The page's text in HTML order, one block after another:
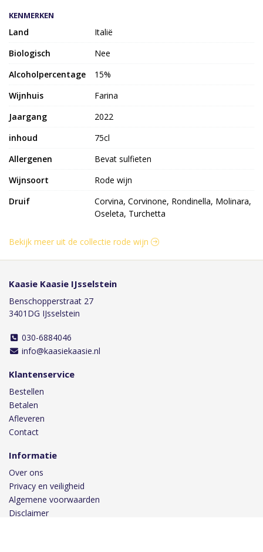
KENMERKEN
Land
Italië
Biologisch
Nee
Alcoholpercentage
15%
Wijnhuis
Farina
Jaargang
2022
inhoud
75cl
Allergenen
Bevat sulfieten
Wijnsoort
Rode wijn
Druif
Corvina, Corvinone, Rondinella, Molinara,
Oseleta, Turchetta
Bekijk meer uit de collectie rode wijn
Kaasie Kaasie IJsselstein
Benschopperstraat 27
3401DG IJsselstein
030-6884046
info@kaasiekaasie.nl
Klantenservice
Bestellen
Betalen
Afleveren
Contact
Informatie
Over ons
Privacy en veiligheid
Algemene voorwaarden
Disclaimer